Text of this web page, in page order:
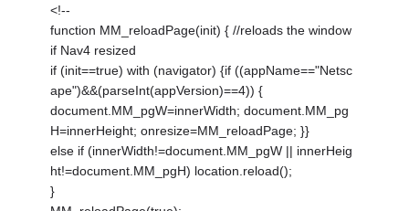
<!--
function MM_reloadPage(init) { //reloads the window
if Nav4 resized
if (init==true) with (navigator) {if ((appName=="Netsc
ape")&&(parseInt(appVersion)==4)) {
document.MM_pgW=innerWidth; document.MM_pg
H=innerHeight; onresize=MM_reloadPage; }}
else if (innerWidth!=document.MM_pgW || innerHeig
ht!=document.MM_pgH) location.reload();
}